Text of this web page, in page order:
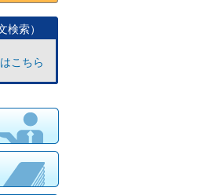
検索）
こちら